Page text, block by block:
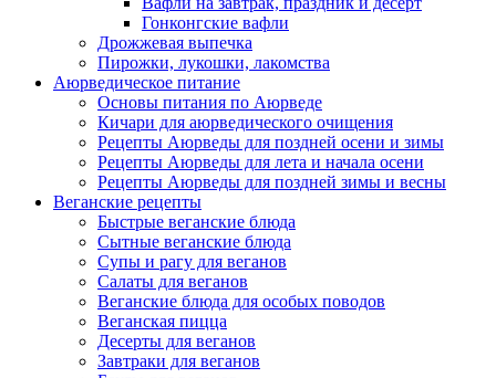
Гонконгские вафли
Дрожжевая выпечка
Пирожки, лукошки, лакомства
Аюрведическое питание
Основы питания по Аюрведе
Кичари для аюрведического очищения
Рецепты Аюрведы для поздней осени и зимы
Рецепты Аюрведы для лета и начала осени
Рецепты Аюрведы для поздней зимы и весны
Веганские рецепты
Быстрые веганские блюда
Сытные веганские блюда
Супы и рагу для веганов
Салаты для веганов
Веганские блюда для особых поводов
Веганская пицца
Десерты для веганов
Завтраки для веганов